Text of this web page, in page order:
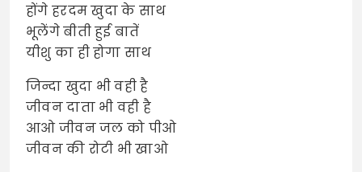
होंगे हरदम खुदा के साथ
भूलेंगे बीती हुई बातें
यीशु का ही होगा साथ
जिन्दा खुदा भी वही है
जीवन दाता भी वही है
आओ जीवन जल को पीओ
जीवन की रोटी भी खाओ